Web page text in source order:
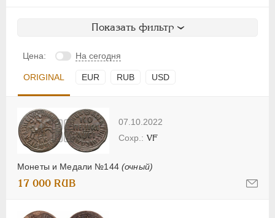
Показать фильтр
Цена: На сегодня
ORIGINAL EUR RUB USD
07.10.2022
Монеты и Медали №144 (очный)
VF
17 000 RUB